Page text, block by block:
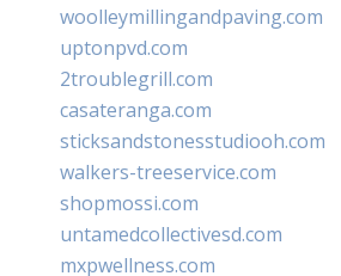
woolleymillingandpaving.com
uptonpvd.com
2troublegrill.com
casateranga.com
sticksandstonesstudiooh.com
walkers-treeservice.com
shopmossi.com
untamedcollectivesd.com
mxpwellness.com